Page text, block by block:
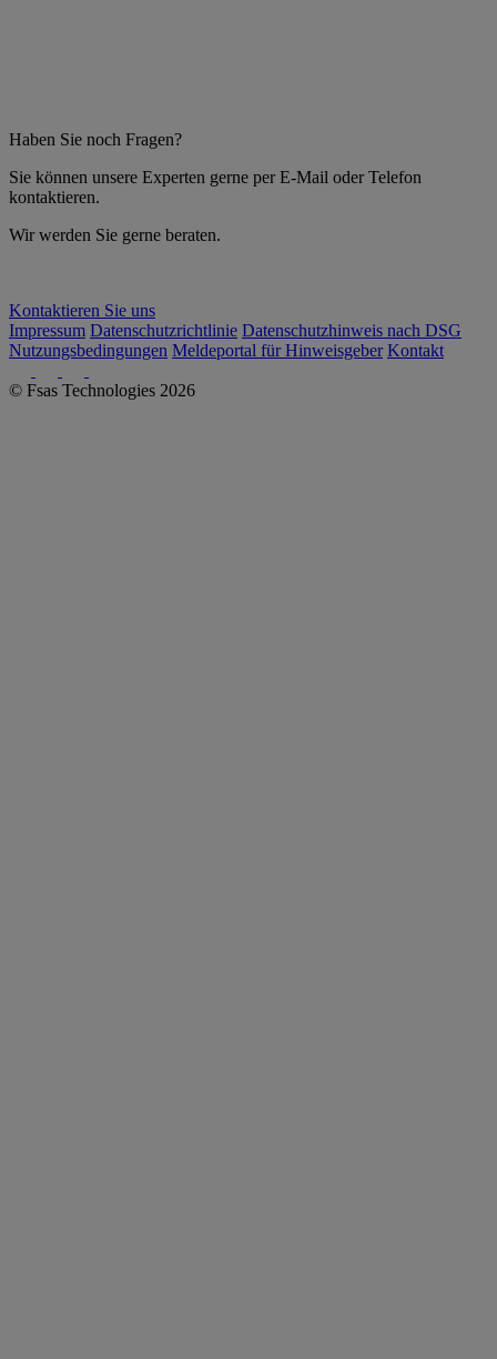
Haben Sie noch Fragen?
Sie können unsere Experten gerne per E-Mail oder Telefon
kontaktieren.
Wir werden Sie gerne beraten.
Kontaktieren Sie uns
Impressum Datenschutzrichtlinie Datenschutzhinweis nach DSG
Nutzungsbedingungen Meldeportal für Hinweisgeber Kontakt
© Fsas Technologies 2026